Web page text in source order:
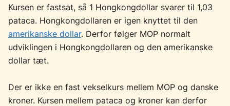
Kursen er fastsat, så 1 Hongkongdollar svarer til 1,03
pataca. Hongkongdollaren er igen knyttet til den
amerikanske dollar. Derfor følger MOP normalt
udviklingen i Hongkongdollaren og den amerikanske
dollar tæt.
Der er ikke en fast vekselkurs mellem MOP og danske
kroner. Kursen mellem pataca og kroner kan derfor